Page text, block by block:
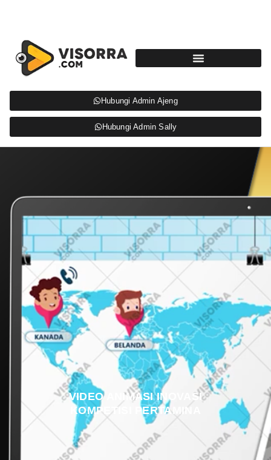
Hubungi Admin Ajeng
Hubungi Admin Sally
VIDEO ANIMASI INOVASI
KOMPETISI PERTAMINA